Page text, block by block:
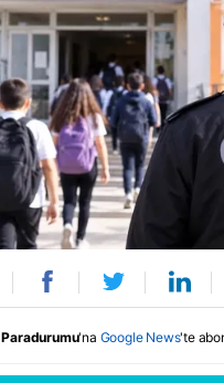
Paradurumu'na Google News'te